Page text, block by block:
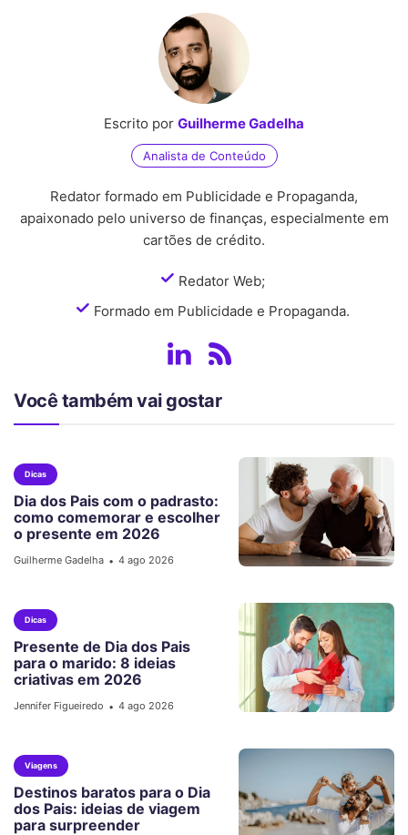
Escrito por Guilherme Gadelha
Analista de Conteúdo
Redator formado em Publicidade e Propaganda,
apaixonado pelo universo de finanças, especialmente em
cartões de crédito.
Redator Web;
Formado em Publicidade e Propaganda.
Você também vai gostar
Dicas
Dia dos Pais com o padrasto:
como comemorar e escolher
o presente em 2026
Guilherme Gadelha • 4 ago 2026
Dicas
Presente de Dia dos Pais
para o marido: 8 ideias
criativas em 2026
Jennifer Figueiredo • 4 ago 2026
Viagens
Destinos baratos para o Dia
dos Pais: ideias de viagem
para surpreender